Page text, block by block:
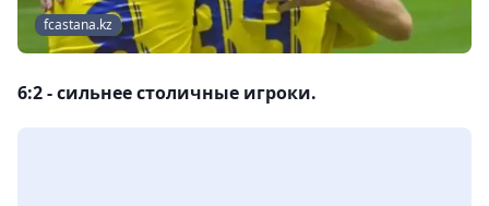
fcastana.kz
6:2 - сильнее столичные игроки.